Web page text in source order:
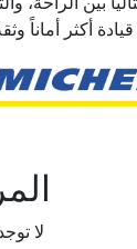
أكثر أماناً
لا